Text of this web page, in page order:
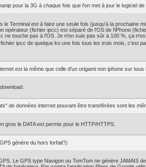
pour la 3G à chaque fois que l'on met à jour le logiciel
le Terminal est à faire une seule fois (jusqu'à la prochaine
opérateur (fichier ipcc) est séparé de l'OS de l'iPhone
ne touche pas à l'OS. Je n'en suis pas sûr à 100 %, ça
ipcc de quelque ko une fois tous les trois mois, c'est
est la même que celle d'un origami non iphone sur
de données internet pouvant être transférées sont les
gros le DATA est permis pour le HTTP/HTTPS.
génère du hors forfait?)
Le GPS type Navigon ou TomTom ne génère JAMAIS